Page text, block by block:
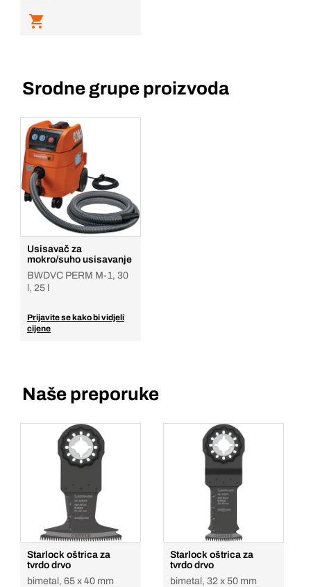
Srodne grupe proizvoda
Usisavač za
mokro/suho usisavanje
BWDVC PERM M-1, 30
l, 25 l
Prijavite se kako bi vidjeli
cijene
Naše preporuke
Starlock oštrica za
tvrdo drvo
bimetal, 65 x 40 mm
Starlock oštrica za
tvrdo drvo
bimetal, 32 x 50 mm